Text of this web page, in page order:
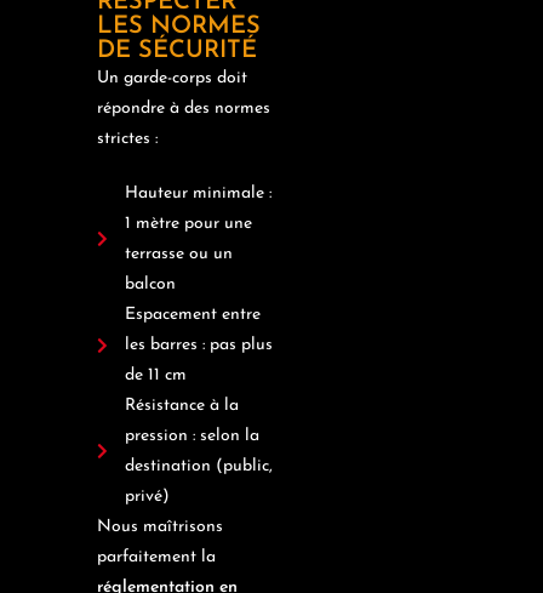
LES NORMES
DE SÉCURITÉ
Un garde-corps doit
répondre à des normes
strictes :
Hauteur minimale :
1 mètre pour une
terrasse ou un
balcon
Espacement entre
les barres : pas plus
de 11 cm
Résistance à la
pression : selon la
destination (public,
privé)
Nous maîtrisons
parfaitement la
réglementation en